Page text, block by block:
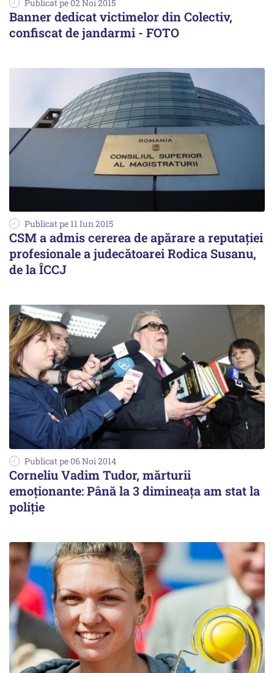
Publicat pe 02 Noi 2015
Banner dedicat victimelor din Colectiv,
confiscat de jandarmi - FOTO
Publicat pe 11 Iun 2015
CSM a admis cererea de apărare a reputației
profesionale a judecătoarei Rodica Susanu,
de la ÎCCJ
Publicat pe 06 Noi 2014
Corneliu Vadim Tudor, mărturii
emoționante: Până la 3 dimineața am stat la
poliție